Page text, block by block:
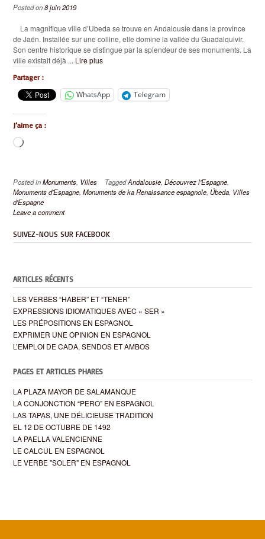
Posted on8 juin 2019
La magnifique ville d’Ubeda se trouve en Andalousie dans la province
de Jaén. Installée sur une colline, elle domine la vallée du Guadalquivir.
Son centre historique se distingue par la splendeur de ses monuments. La
ville existait déjà ... Lire plus
Partager :
WhatsApp Telegram
J’aime ça :
Chargement…
Posted inMonuments, Villes TaggedAndalousie, Découvrez l'Espagne,
Monuments d'Espagne, Monuments de ka Renaissance espagnole, Úbeda, Villes
d'Espagne
Leave a comment
SUIVEZ-NOUS SUR FACEBOOK
ARTICLES RÉCENTS
LES VERBES “HABER” ET “TENER”
EXPRESSIONS IDIOMATIQUES AVEC « SER »
LES PRÉPOSITIONS EN ESPAGNOL
EXPRIMER UNE OPINION EN ESPAGNOL
L’EMPLOI DE CADA, SENDOS ET AMBOS
PAGES ET ARTICLES PHARES
LA PLAZA MAYOR DE SALAMANQUE
LA CONJONCTION “PERO” EN ESPAGNOL
LAS TAPAS, UNE DÉLICIEUSE TRADITION
EL 12 DE OCTUBRE DE 1492
LA PAELLA VALENCIENNE
LE CALCUL EN ESPAGNOL
LE VERBE "SOLER" EN ESPAGNOL